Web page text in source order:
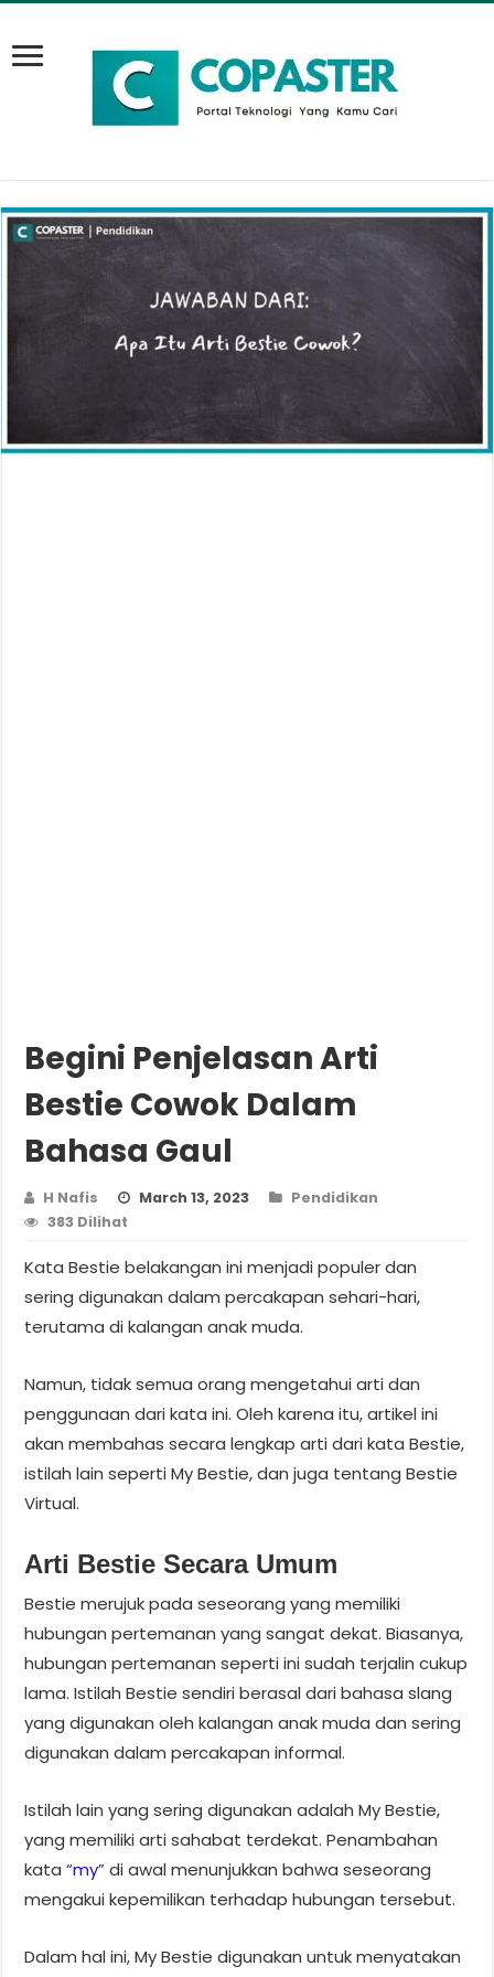
Begini Penjelasan Arti
Bestie Cowok Dalam
Bahasa Gaul
H Nafis March 13, 2023
Pendidikan
383 Dilihat
Kata Bestie belakangan ini menjadi populer dan
sering digunakan dalam percakapan sehari-hari,
terutama di kalangan anak muda.
Namun, tidak semua orang mengetahui arti dan
penggunaan dari kata ini. Oleh karena itu, artikel ini
akan membahas secara lengkap arti dari kata Bestie,
istilah lain seperti My Bestie, dan juga tentang Bestie
Virtual.
Arti Bestie Secara Umum
Bestie merujuk pada seseorang yang memiliki
hubungan pertemanan yang sangat dekat. Biasanya,
hubungan pertemanan seperti ini sudah terjalin cukup
lama. Istilah Bestie sendiri berasal dari bahasa slang
yang digunakan oleh kalangan anak muda dan sering
digunakan dalam percakapan informal.
Istilah lain yang sering digunakan adalah My Bestie,
yang memiliki arti sahabat terdekat. Penambahan
kata “my” di awal menunjukkan bahwa seseorang
mengakui kepemilikan terhadap hubungan tersebut.
Dalam hal ini, My Bestie digunakan untuk menyatakan